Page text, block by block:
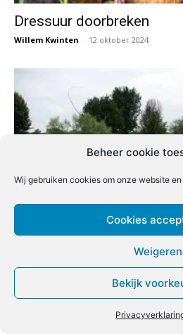
Beheer cookie
Wij gebruiken cookies om onze website
Cookies
Weigeren
Bekijk
Dressuur doorbreken
Willem Kwinten - 12 oktober 2024
De fascinerende
10 oktober 2024